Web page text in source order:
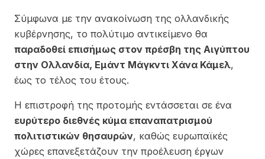
Σύμφωνα με την ανακοίνωση της ολλανδικής
κυβέρνησης, το πολύτιμο αντικείμενο θα
παραδοθεί επισήμως στον πρέσβη της Αιγύπτου
στην Ολλανδία, Εμάντ Μάγκντι Χάνα Κάμελ,
έως το τέλος του έτους.
Η επιστροφή της προτομής εντάσσεται σε ένα
ευρύτερο διεθνές κύμα επαναπατρισμού
πολιτιστικών θησαυρών, καθώς ευρωπαϊκές
χώρες επανεξετάζουν την προέλευση έργων